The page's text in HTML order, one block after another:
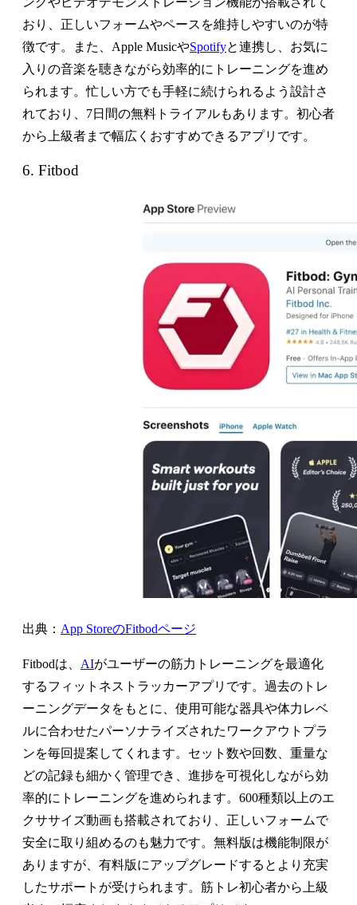
おり、正しいフォームやペースを維持しやすいのが特
徴です。また、Apple MusicやSpotifyと連携し、お気に
入りの音楽を聴きながら効率的にトレーニングを進め
られます。忙しい方でも手軽に続けられるよう設計さ
れており、7日間の無料トライアルもあります。初心者
から上級者まで幅広くおすすめできるアプリです。
6. Fitbod
出典： App StoreのFitbodページ
Fitbodは、 AIがユーザーの筋力トレーニングを最適化
するフィットネストラッカーアプリです。過去のトレ
ーニングデータをもとに、使用可能な器具や体力レベ
ルに合わせたパーソナライズされたワークアウトプラ
ンを毎回提案してくれます。セット数や回数、重量な
どの記録も細かく管理でき、進捗を可視化しながら効
率的にトレーニングを進められます。600種類以上のエ
クササイズ動画も搭載されており、正しいフォームで
安全に取り組めるのも魅力です。無料版は機能制限が
ありますが、有料版にアップグレードするとより充実
したサポートが受けられます。筋トレ初心者から上級